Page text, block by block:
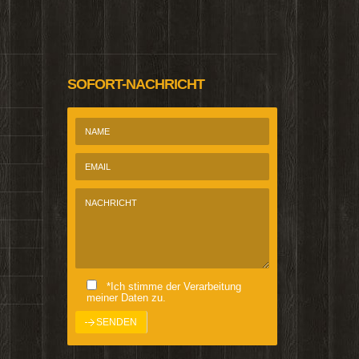
SOFORT-NACHRICHT
*Ich stimme der Verarbeitung
meiner Daten zu.